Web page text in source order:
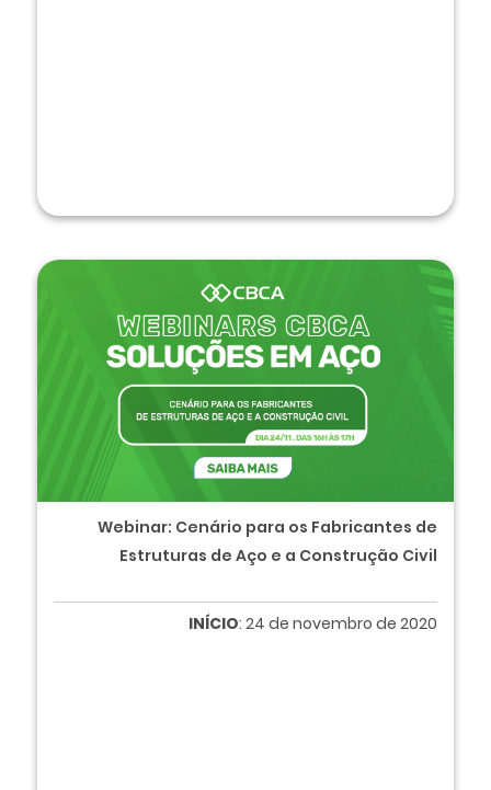
Webinar: Cenário para os Fabricantes de
Estruturas de Aço e a Construção Civil
INÍCIO: 24 de novembro de 2020